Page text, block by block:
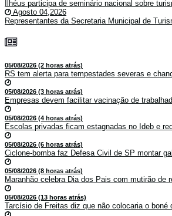
Ilhéus participa de seminário nacional sobre
Agosto 04,2026
Representantes da Secretaria Municipal de
05/08/2026 (2 horas atrás)
RS tem alerta para tempestades severas e
05/08/2026 (3 horas atrás)
Empresas devem facilitar vacinação de
05/08/2026 (4 horas atrás)
Escolas privadas ficam estagnadas no Ideb e
05/08/2026 (6 horas atrás)
Ciclone-bomba faz Defesa Civil de SP montar
05/08/2026 (8 horas atrás)
Maranhão celebra Dia dos Pais com mutirão de
05/08/2026 (13 horas atrás)
Tarcísio de Freitas diz que não colocaria o boné